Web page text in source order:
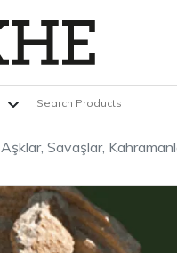
Aşklar, Savaşlar,